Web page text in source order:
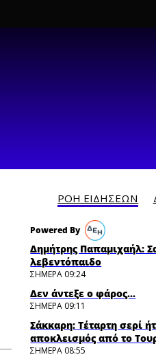
ΡΟΗ ΕΙΔΗΣΕΩΝ
Δημήτρης Παπαμιχαήλ:
λεβεντόπαιδο
ΣΗΜΕΡΑ 09:24
Δεν άντεξε ο φάρος...
ΣΗΜΕΡΑ 09:11
Σάκκαρη: Τέταρτη σερί
αποκλεισμός από το
ΣΗΜΕΡΑ 08:55